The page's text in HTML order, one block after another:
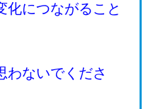
化につながること
わないでくださ